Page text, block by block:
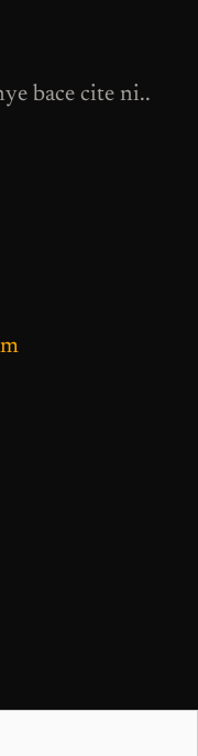
bace cite ni..